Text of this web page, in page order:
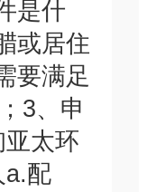
是什
或居住
要满足
3、申
太环
a.配